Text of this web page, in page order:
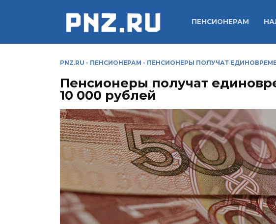
ПЕНСИОНЕРАМ
PNZ.RU - ПЕНСИОНЕРАМ - ПЕНСИОНЕРЫ ПОЛУЧАТ
Пенсионеры получат
10 000 рублей